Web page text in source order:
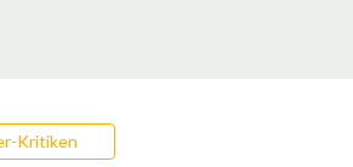
Kritiken